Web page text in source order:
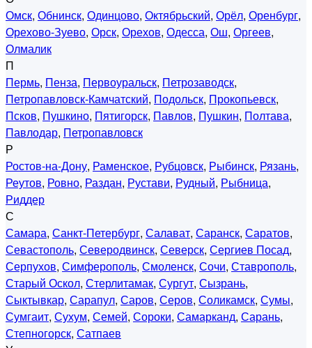
Омск, Обнинск, Одинцово, Октябрьский, Орёл, Оренбург,
Орехово-Зуево, Орск, Орехов, Одесса, Ош, Оргеев,
Олмалик
П
Пермь, Пенза, Первоуральск, Петрозаводск,
Петропавловск-Камчатский, Подольск, Прокопьевск,
Псков, Пушкино, Пятигорск, Павлов, Пушкин, Полтава,
Павлодар, Петропавловск
Р
Ростов-на-Дону, Раменское, Рубцовск, Рыбинск, Рязань,
Реутов, Ровно, Раздан, Рустави, Рудный, Рыбница,
Риддер
С
Самара, Санкт-Петербург, Салават, Саранск, Саратов,
Севастополь, Северодвинск, Северск, Сергиев Посад,
Серпухов, Симферополь, Смоленск, Сочи, Ставрополь,
Старый Оскол, Стерлитамак, Сургут, Сызрань,
Сыктывкар, Сарапул, Саров, Серов, Соликамск, Сумы,
Сумгаит, Сухум, Семей, Сороки, Самарканд, Сарань,
Степногорск, Сатпаев